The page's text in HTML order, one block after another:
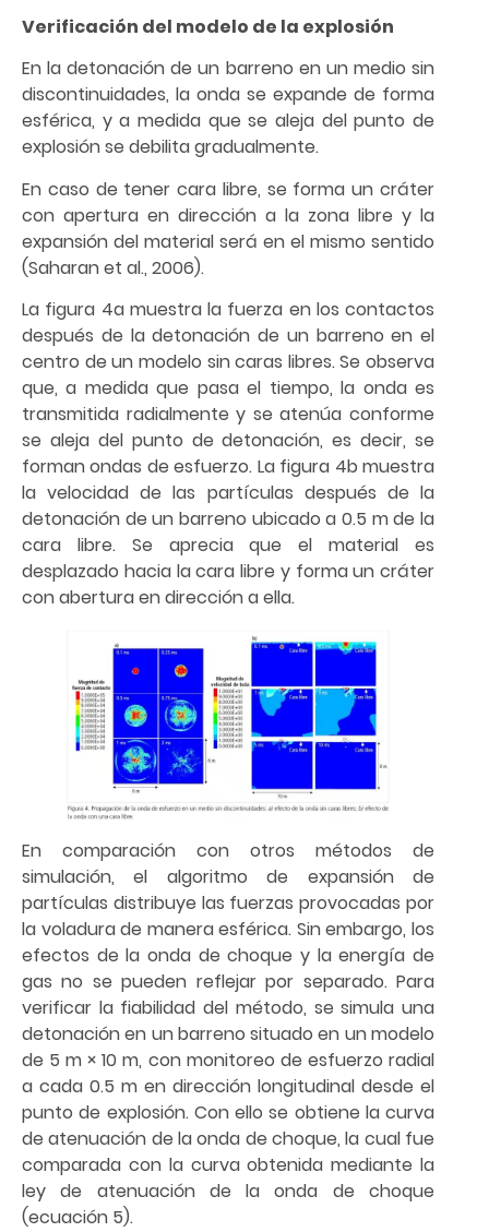
Verificación del modelo de la explosión
En la detonación de un barreno en un medio sin
discontinuidades, la onda se expande de forma
esférica, y a medida que se aleja del punto de
explosión se debilita gradualmente.
En caso de tener cara libre, se forma un cráter
con apertura en dirección a la zona libre y la
expansión del material será en el mismo sentido
(Saharan et al., 2006).
La figura 4a muestra la fuerza en los contactos
después de la detonación de un barreno en el
centro de un modelo sin caras libres. Se observa
que, a medida que pasa el tiempo, la onda es
transmitida radialmente y se atenúa conforme
se aleja del punto de detonación, es decir, se
forman ondas de esfuerzo. La figura 4b muestra
la velocidad de las partículas después de la
detonación de un barreno ubicado a 0.5 m de la
cara libre. Se aprecia que el material es
desplazado hacia la cara libre y forma un cráter
con abertura en dirección a ella.
En comparación con otros métodos de
simulación, el algoritmo de expansión de
partículas distribuye las fuerzas provocadas por
la voladura de manera esférica. Sin embargo, los
efectos de la onda de choque y la energía de
gas no se pueden reflejar por separado. Para
verificar la fiabilidad del método, se simula una
detonación en un barreno situado en un modelo
de 5 m × 10 m, con monitoreo de esfuerzo radial
a cada 0.5 m en dirección longitudinal desde el
punto de explosión. Con ello se obtiene la curva
de atenuación de la onda de choque, la cual fue
comparada con la curva obtenida mediante la
ley de atenuación de la onda de choque
(ecuación 5).